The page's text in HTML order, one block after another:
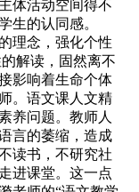
体活动空间得不
生的认同感。
理念，强化个性
解读，固然离不
影响着生命个体
。语文课人文精
养问题。教师人
言的萎缩，造成
读书，不研究社
进课堂。这一点